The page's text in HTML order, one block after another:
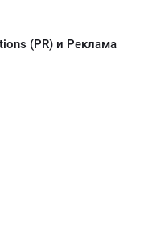
(PR) и Реклама